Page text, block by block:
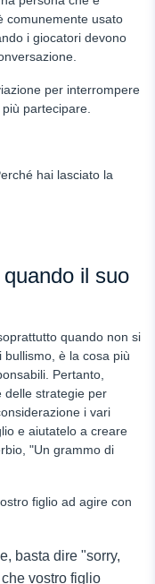
comunemente usato
i giocatori devono
per interrompere
partecipare.
hai lasciato la
il suo
quando non si
bullismo, è la cosa più
Pertanto,
delle strategie per
i vari
e aiutatelo a creare
"Un grammo di
figlio ad agire con
basta dire "sorry,
vostro figlio